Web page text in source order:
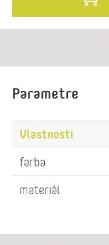
Parametre
Vlastnosti
farba
materiál